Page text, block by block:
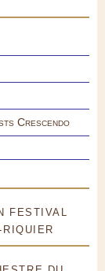
Crescendo
FESTIVAL